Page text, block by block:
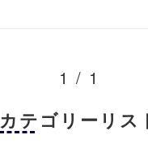
1 / 1
カテゴリーリス